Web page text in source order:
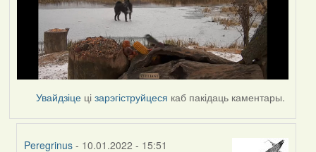
Увайдзіце цізарэгіструйцеся каб пакідаць каментары.
Peregrinus - 10.01.2022 - 15:51